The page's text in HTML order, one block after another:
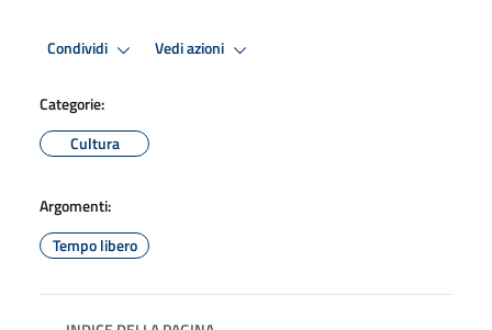
Condividi Vedi azioni
Categorie:
Cultura
Argomenti:
Tempo libero